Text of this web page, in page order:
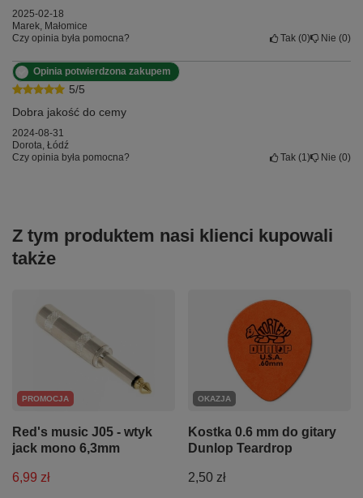
2025-02-18
Marek, Małomice
Czy opinia była pomocna?
Tak 0 Nie 0
5/5
Opinia potwierdzona zakupem
Dobra jakość do cemy
2024-08-31
Dorota, Łódź
Czy opinia była pomocna?
Tak 1 Nie 0
Z tym produktem nasi klienci kupowali
także
PROMOCJA
Red's music J05 - wtyk
jack mono 6,3mm
6,99 zł
OKAZJA
Kostka 0.6 mm do gitary
Dunlop Teardrop
2,50 zł